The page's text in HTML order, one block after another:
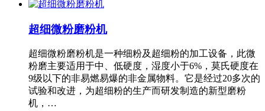
超细微粉磨粉机
超细微粉磨粉机是一种细粉及超细粉的加工设备，此微
粉磨主要适用于中、低硬度，湿度小于6%，莫氏硬度在
9级以下的非易燃易爆的非金属物料。它是经过20多次的
试验和改进，为超细粉的生产而研发制造的新型磨粉
机，…